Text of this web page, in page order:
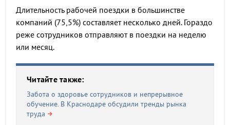
Длительность рабочей поездки в большинстве
компаний (75,5%) составляет несколько дней. Гораздо
реже сотрудников отправляют в поездки на неделю
или месяц.
Читайте также:
Забота о здоровье сотрудников и непрерывное
обучение. В Краснодаре обсудили тренды рынка
труда